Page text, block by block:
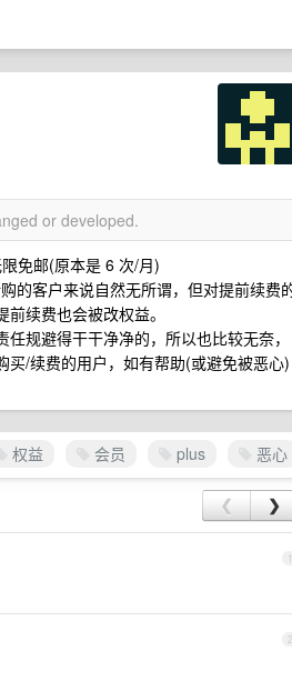
or developed.
免邮(原本是 6 次/月)
的客户来说自然无所谓，但对提前续费
续费也会被改权益。
规避得干干净净的，所以也比较无奈，
/续费的用户，如有帮助(或避免被恶心)
权益 会员 plus 恶心
❮ ❯
1
2